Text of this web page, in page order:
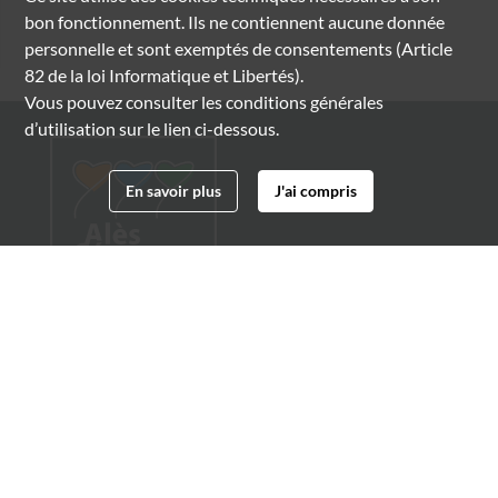
bon fonctionnement. Ils ne contiennent aucune donnée
personnelle et sont exemptés de consentements (Article
82 de la loi Informatique et Libertés).
Vous pouvez consulter les conditions générales
d’utilisation sur le lien ci-dessous.
En savoir plus J'ai compris